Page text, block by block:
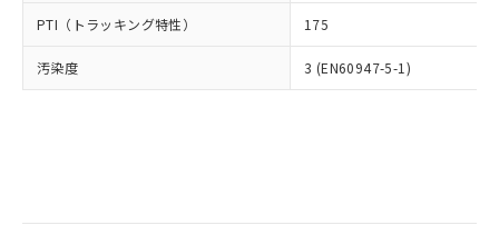
PTI（トラッキング特性） 175
汚染度 3 (EN60947-5-1)
※当社の共同利用者とは、"個人情報
の「1.共同利
用者の範囲」に記載されている法人を
EU RoHS指令（10物質）の非含有証明書
51物質の非含有証明書（当社基準）
※本証明書は発行日時点で非含有を証明す
るもので、過去に遡って非含有を証明する